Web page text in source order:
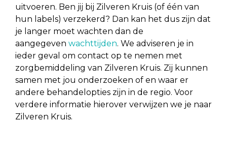
uitvoeren. Ben jij bij Zilveren Kruis (of één van
hun labels) verzekerd? Dan kan het dus zijn dat
je langer moet wachten dan de
aangegeven wachttijden. We adviseren je in
ieder geval om contact op te nemen met
zorgbemiddeling van Zilveren Kruis. Zij kunnen
samen met jou onderzoeken of en waar er
andere behandelopties zijn in de regio. Voor
verdere informatie hierover verwijzen we je naar
Zilveren Kruis.